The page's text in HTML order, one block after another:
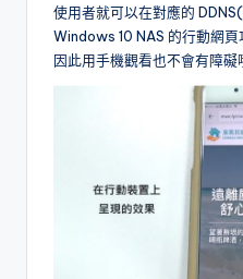
使用者就可以在對應的
Windows 10 NAS 的行動網頁
因此用手機觀看也不會有障礙